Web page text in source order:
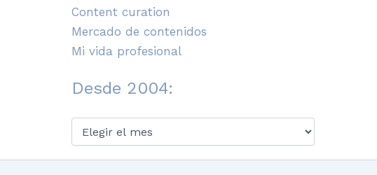
Content curation
Mercado de contenidos
Mi vida profesional
Desde 2004:
2004: